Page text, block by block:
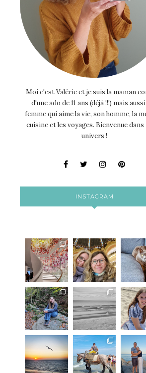
Moi c'est Valérie et je suis la maman
d'une ado de 11 ans (déjà !!!) mais
femme qui aime la vie, son homme, la
cuisine et les voyages. Bienvenue
univers !
INSTAGRAM